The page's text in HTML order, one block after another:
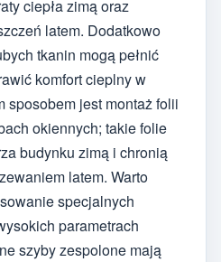
ciepła zimą oraz
latem. Dodatkowo
tkanin mogą pełnić
komfort cieplny w
sposobem jest montaż folii
okiennych; takie folie
budynku zimą i chronią
latem. Warto
specjalnych
parametrach
szyby zespolone mają